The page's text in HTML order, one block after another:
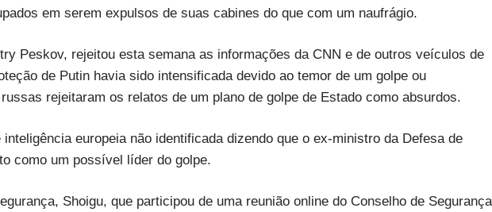
em serem expulsos de suas cabines do que com um naufrágio.
Peskov, rejeitou esta semana as informações da CNN e de outros veículos de
de Putin havia sido intensificada devido ao temor de um golpe ou
rejeitaram os relatos de um plano de golpe de Estado como absurdos.
europeia não identificada dizendo que o ex-ministro da Defesa de
como um possível líder do golpe.
Shoigu, que participou de uma reunião online do Conselho de Segurança